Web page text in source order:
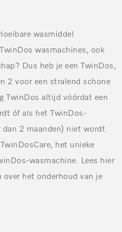
wasmiddel
wasmachines, ook
Dus heb je een TwinDos,
2 voor een stralend schone
TwinDos altijd vóórdat een
óf als het TwinDos-
2 maanden) niet wordt
het unieke
wasmachine. Lees hier
over het onderhoud van je